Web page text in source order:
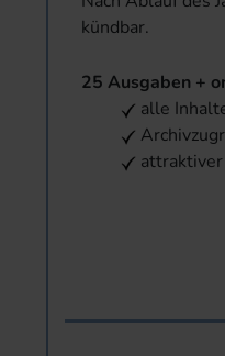
kündbar.
25 Ausgaben +
alle